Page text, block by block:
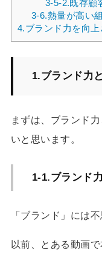
3-5-2.既存顧
3-6.熱量が高い
4.ブランド力を向
1.ブランド力
まずは、ブランド
いと思います。
1-1.ブランド
「ブランド」には
以前、とある動画